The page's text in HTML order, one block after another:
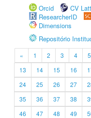
Orcid
CV
ResearcherID
Dimensions
Repositório
« 1 2 3 4 5
13
14 15 16
24
25 26 27
35
36 37 38
46
47 48 49